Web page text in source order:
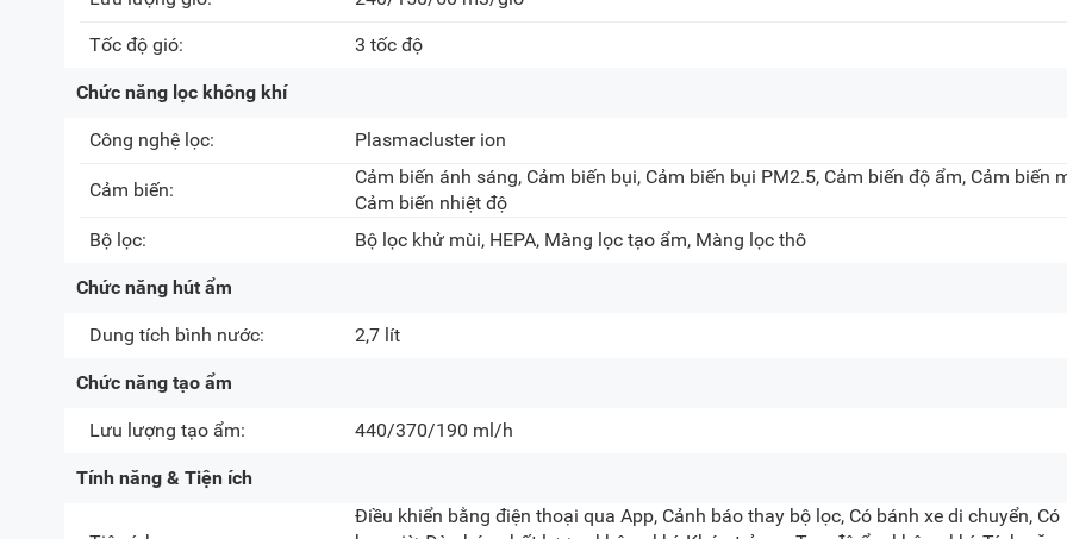
Tốc độ gió: 3 tốc độ
Chức năng lọc không khí
Công nghệ lọc: Plasmacluster ion
Cảm biến:
Cảm biến ánh sáng, Cảm biến bụi, Cảm biến bụi PM2.5, Cảm biến độ ẩm, Cảm biến
Cảm biến nhiệt độ
Bộ lọc:
Bộ lọc khử mùi, HEPA, Màng lọc tạo ẩm, Màng lọc thô
Chức năng hút ẩm
Dung tích bình nước: 2,7 lít
Chức năng tạo ẩm
Lưu lượng tạo ẩm: 440/370/190 ml/h
Tính năng & Tiện ích
Điều khiển bằng điện thoại qua App, Cảnh báo thay bộ lọc, Có bánh xe di chuyển, Có